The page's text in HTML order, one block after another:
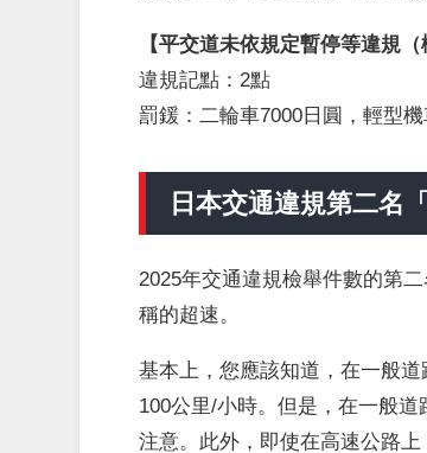
【平交道未依規定暫停等違規（
違規記點：2點
罰鍰：二輪車7000日圓，輕型機
日本交通違規第二名
2025年交通違規檢舉件數的第
稱的超速。
基本上，您應該知道，在一般
100公里/小時。但是，在一般
注意。此外，即使在高速公路